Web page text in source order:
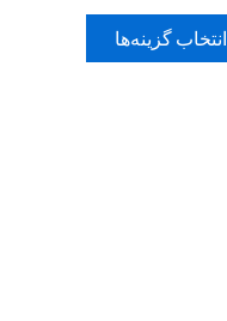
انتخاب گزینه‌ها
است